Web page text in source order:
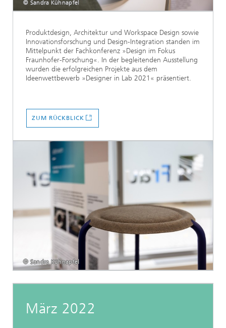
© Sandra Kühnapfel
Produktdesign, Architektur und Workspace Design sowie
Innovationsforschung und Design-Integration standen im
Mittelpunkt der Fachkonferenz »Design im Fokus
Fraunhofer-Forschung«. In der begleitenden Ausstellung
wurden die erfolgreichen Projekte aus dem
Ideenwettbewerb »Designer in Lab 2021« präsentiert.
ZUM RÜCKBLICK
© Sandra Kühnapfel
März 2022